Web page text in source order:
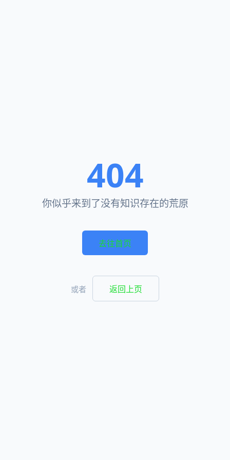
404
你似乎来到了没有知识存在的荒原
去往首页
或者 返回上页